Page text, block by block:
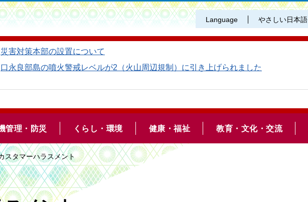
Language やさしい日本語
災害対策本部の設置について
口永良部島の噴火警戒レベルが2（火山周辺規制）に引き上げられました
管理・防災 くらし・環境 健康・福祉 教育・文化・交流
スタマーハラスメント